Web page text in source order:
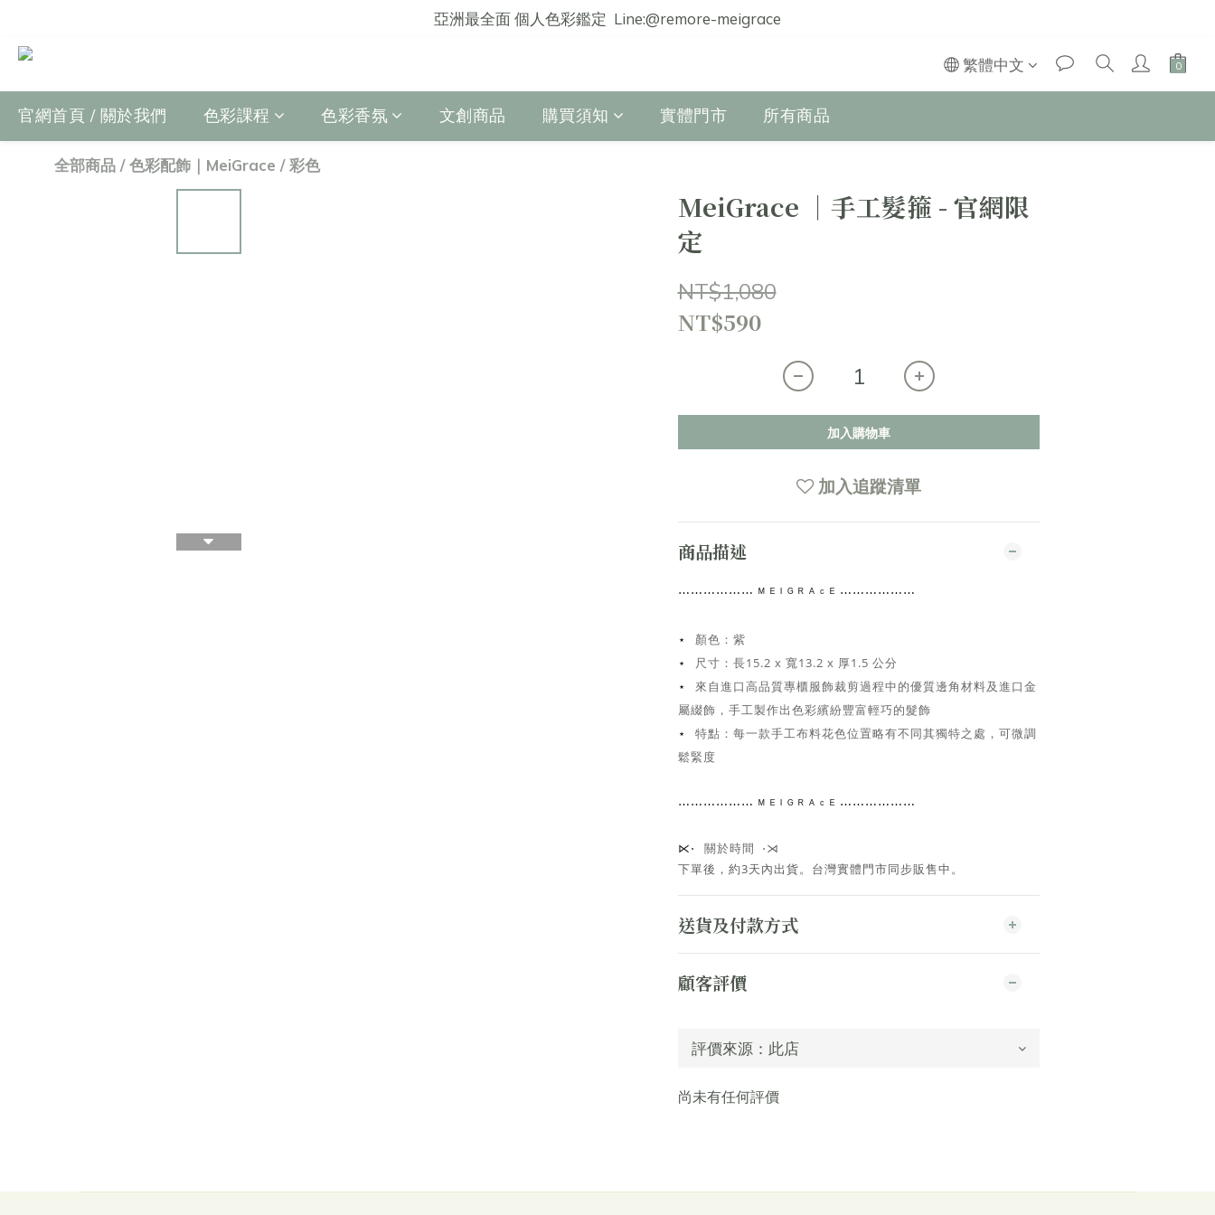
亞洲最全面 個人色彩鑑定  Line:@remore-meigrace
繁體中文
官網首頁 / 關於我們 色彩課程 色彩香氛 文創商品 購買須知 實體門市 所有商品
全部商品 /色彩配飾｜MeiGrace /彩色
MeiGrace │手工髮箍 - 官網限
定
NT$1,080
NT$590
加入購物車
加入追蹤清單
商品描述
⋯⋯ ⋯⋯⋯⋯ ᴹ ᴱ ᴵ ᴳ ᴿ ᴬ ᶜ ᴱ ⋯⋯⋯⋯ ⋯⋯
⋆ 顏色：紫
⋆ 尺寸： 長15.2 x 寬13.2 x 厚1.5 公分
⋆ 來自進口高品質專櫃服飾裁剪過程中的優質邊角材料及進口金
屬綴飾，手工製作出色彩繽紛豐富輕巧的髮飾
⋆ 特點：每一款手工布料花色位置略有不同其獨特之處，可微調
鬆緊度
⋯⋯ ⋯⋯⋯⋯ ᴹ ᴱ ᴵ ᴳ ᴿ ᴬ ᶜ ᴱ ⋯⋯⋯⋯ ⋯⋯
⋉⋅ 關於時間 ⋅⋊
下單後，約3天內出貨。台灣實體門市同步販售中。
送貨及付款方式
顧客評價
尚未有任何評價